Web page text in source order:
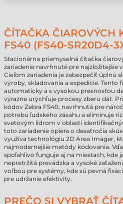
ČÍTAČKA ČIAROVÝCH
FS40 (FS40-SR20D4-
Stacionárna priemyselná čítačka
zariadenie navrhnuté pre najzložitejšie
Cieľom zariadenia je zabezpečiť úplnú
výroby, skladovania a expedície. Tento
automaticky a s vysokou presnosťou
výrazne urýchľuje procesy zberu dát.
kódov Zebra FS40, navrhnutá pre
potrebu ľudského zásahu a eliminuje
svetovým lídrom v oblasti
toto zariadenie opiera o desaťročia
využíva technológiu 2D Area Imager,
najmodernejšie metódy kódovania.
spoľahlivo funguje aj na miestach, kde
nepretržitá prevádzka a vysoké
voľbou pre systémy, kde sú pevná
pre udržanie efektivity.
PREČO SI VYBRAŤ